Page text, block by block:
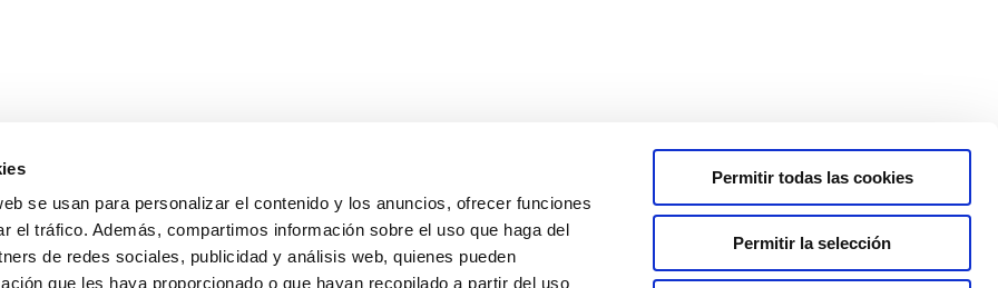
se usan para personalizar el contenido y los anuncios, ofrecer funciones
el tráfico. Además, compartimos información sobre el uso que haga del
de redes sociales, publicidad y análisis web, quienes pueden
que les haya proporcionado o que hayan recopilado a partir del uso
Permitir todas las cookies
Permitir la selección